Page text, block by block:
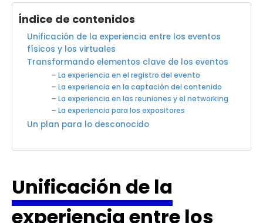
Índice de contenidos
Unificación de la experiencia entre los eventos
físicos y los virtuales
Transformando elementos clave de los eventos
– La experiencia en el registro del evento
– La experiencia en la captación del contenido
– La experiencia en las reuniones y el networking
– La experiencia para los expositores
Un plan para lo desconocido
Unificación de la
experiencia entre los